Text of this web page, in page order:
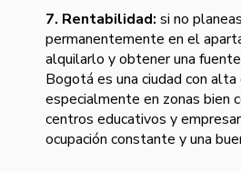
7. Rentabilidad: si no
permanentemente en el
alquilarlo y obtener una
Bogotá es una ciudad con
especialmente en zonas bien
centros educativos y
ocupación constante y una